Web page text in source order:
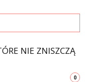
NIE ZNISZCZĄ
0